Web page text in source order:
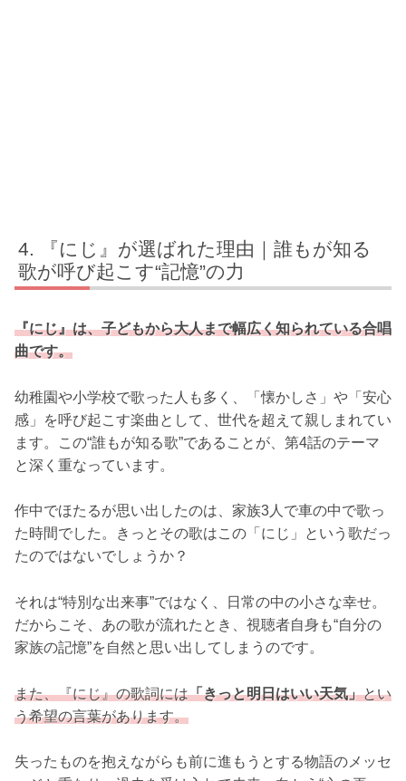
『にじ』が選ばれた理由｜誰もが知る
歌が呼び起こす“記憶”の力
『にじ』は、子どもから大人まで幅広く知られている合唱
曲です。
幼稚園や小学校で歌った人も多く、「懐かしさ」や「安心
感」を呼び起こす楽曲として、世代を超えて親しまれてい
ます。この“誰もが知る歌”であることが、第4話のテーマ
と深く重なっています。
作中でほたるが思い出したのは、家族3人で車の中で歌っ
た時間でした。きっとその歌はこの「にじ」という歌だっ
たのではないでしょうか？
それは“特別な出来事”ではなく、日常の中の小さな幸せ。
だからこそ、あの歌が流れたとき、視聴者自身も“自分の
家族の記憶”を自然と思い出してしまうのです。
また、『にじ』の歌詞には「きっと明日はいい天気」とい
う希望の言葉があります。
失ったものを抱えながらも前に進もうとする物語のメッセ